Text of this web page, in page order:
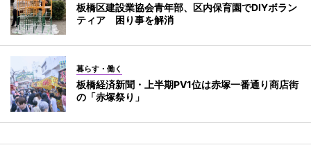
板橋区建設業協会青年部、区内保育園でDIYボラン
ティア 困り事を解消
暮らす・働く
板橋経済新聞・上半期PV1位は赤塚一番通り商店街
の「赤塚祭り」